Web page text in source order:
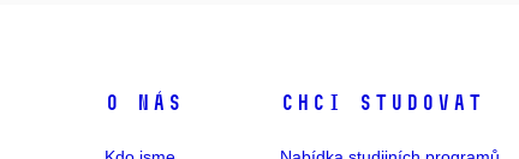
O NÁS CHCI STUDOVAT